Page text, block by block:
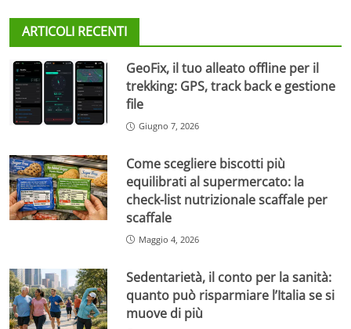
ARTICOLI RECENTI
GeoFix, il tuo alleato offline per il
trekking: GPS, track back e gestione
file
Giugno 7, 2026
Come scegliere biscotti più
equilibrati al supermercato: la
check-list nutrizionale scaffale per
scaffale
Maggio 4, 2026
Sedentarietà, il conto per la sanità:
quanto può risparmiare l’Italia se si
muove di più